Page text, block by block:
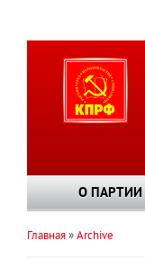
О ПАРТИИ
Главная Archive